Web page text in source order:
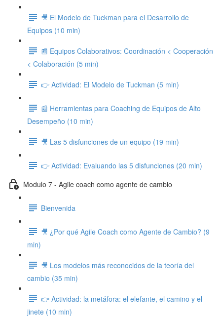
🎥 El Modelo de Tuckman para el Desarrollo de
Equipos (10 min)
📰 Equipos Colaborativos: Coordinación < Cooperación
< Colaboración (5 min)
👉 Actividad: El Modelo de Tuckman (5 min)
📰 Herramientas para Coaching de Equipos de Alto
Desempeño (10 min)
🎥 Las 5 disfunciones de un equipo (19 min)
👉 Actividad: Evaluando las 5 disfunciones (20 min)
Modulo 7 - Agile coach como agente de cambio
Bienvenida
🎥 ¿Por qué Agile Coach como Agente de Cambio? (9
min)
🎥 Los modelos más reconocidos de la teoría del
cambio (35 min)
👉 Actividad: la metáfora: el elefante, el camino y el
jinete (10 min)